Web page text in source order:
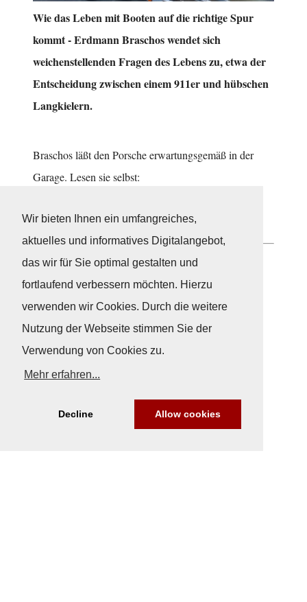
Wir bieten Ihnen ein umfangreiches,
aktuelles und informatives Digitalangebot,
das wir für Sie optimal gestalten und
fortlaufend verbessern möchten. Hierzu
verwenden wir Cookies. Durch die weitere
Nutzung der Webseite stimmen Sie der
Verwendung von Cookies zu.
Mehr erfahren...
Decline Allow cookies
Wie das Leben mit Booten auf die richtige Spur
kommt - Erdmann Braschos wendet sich
weichenstellenden Fragen des Lebens zu, etwa der
Entscheidung zwischen einem 911er und hübschen
Langkielern.
Braschos läßt den Porsche erwartungsgemäß in der
Garage. Lesen sie selbst:
porsche/
Neuigkeiten